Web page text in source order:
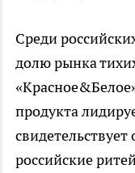
Среди
долю рынка
продукта
российские